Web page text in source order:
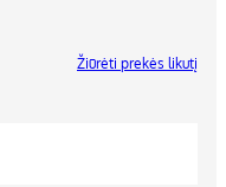
Žiūrėti prekės likutį